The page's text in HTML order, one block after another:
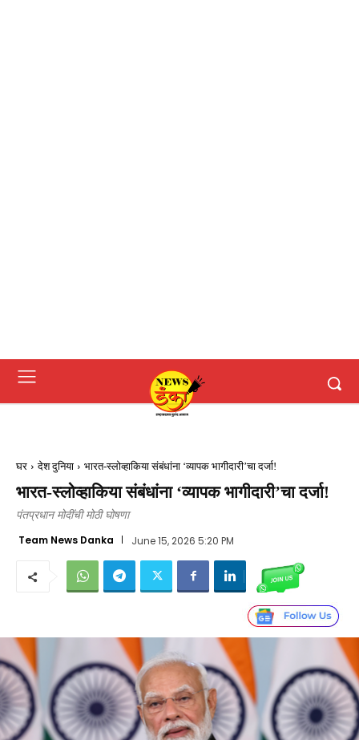
घर देश दुनिया भारत-स्लोव्हाकिया संबंधांना ‘व्यापक भागीदारी’चा दर्जा!
भारत-स्लोव्हाकिया संबंधांना ‘व्यापक भागीदारी’चा दर्जा!
पंतप्रधान मोदींची मोठी घोषणा
Team News Danka June 15, 2026 5:20 PM